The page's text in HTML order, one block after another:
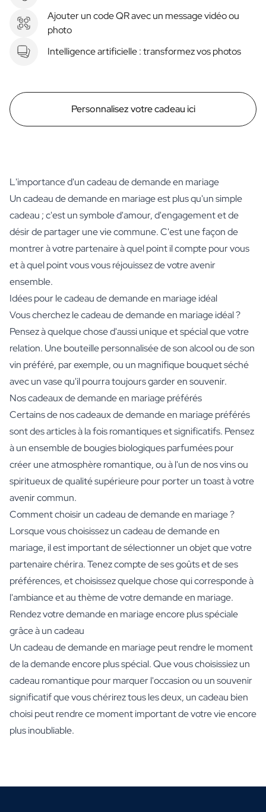
Ajouter un code QR avec un message vidéo ou
photo
Intelligence artificielle : transformez vos photos
Personnalisez votre cadeau ici
L'importance d'un cadeau de demande en mariage
Un cadeau de demande en mariage est plus qu'un simple
cadeau ; c'est un symbole d'amour, d'engagement et de
désir de partager une vie commune. C'est une façon de
montrer à votre partenaire à quel point il compte pour vous
et à quel point vous vous réjouissez de votre avenir
ensemble.
Idées pour le cadeau de demande en mariage idéal
Vous cherchez le cadeau de demande en mariage idéal ?
Pensez à quelque chose d'aussi unique et spécial que votre
relation. Une bouteille personnalisée de son alcool ou de son
vin préféré, par exemple, ou un magnifique bouquet séché
avec un vase qu'il pourra toujours garder en souvenir.
Nos cadeaux de demande en mariage préférés
Certains de nos cadeaux de demande en mariage préférés
sont des articles à la fois romantiques et significatifs. Pensez
à un ensemble de bougies biologiques parfumées pour
créer une atmosphère romantique, ou à l'un de nos vins ou
spiritueux de qualité supérieure pour porter un toast à votre
avenir commun.
Comment choisir un cadeau de demande en mariage ?
Lorsque vous choisissez un cadeau de demande en
mariage, il est important de sélectionner un objet que votre
partenaire chérira. Tenez compte de ses goûts et de ses
préférences, et choisissez quelque chose qui corresponde à
l'ambiance et au thème de votre demande en mariage.
Rendez votre demande en mariage encore plus spéciale
grâce à un cadeau
Un cadeau de demande en mariage peut rendre le moment
de la demande encore plus spécial. Que vous choisissiez un
cadeau romantique pour marquer l'occasion ou un souvenir
significatif que vous chérirez tous les deux, un cadeau bien
choisi peut rendre ce moment important de votre vie encore
plus inoubliable.